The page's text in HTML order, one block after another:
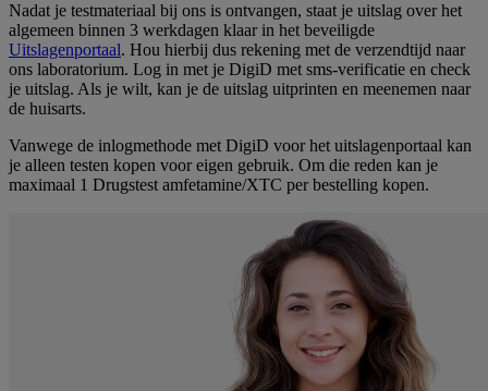
Nadat je testmateriaal bij ons is ontvangen, staat je uitslag over het
algemeen binnen 3 werkdagen klaar in het beveiligde
Uitslagenportaal. Hou hierbij dus rekening met de verzendtijd naar
ons laboratorium. Log in met je DigiD met sms-verificatie en check
je uitslag. Als je wilt, kan je de uitslag uitprinten en meenemen naar
de huisarts.
Vanwege de inlogmethode met DigiD voor het uitslagenportaal kan
je alleen testen kopen voor eigen gebruik. Om die reden kan je
maximaal 1 Drugstest amfetamine/XTC per bestelling kopen.